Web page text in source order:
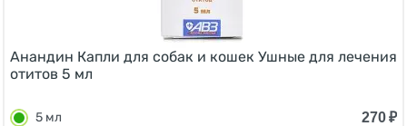
Анандин Капли для собак и кошек Ушные для лечения
отитов 5 мл
5 мл 270₽